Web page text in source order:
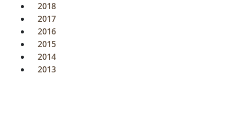
2018
2017
2016
2015
2014
2013